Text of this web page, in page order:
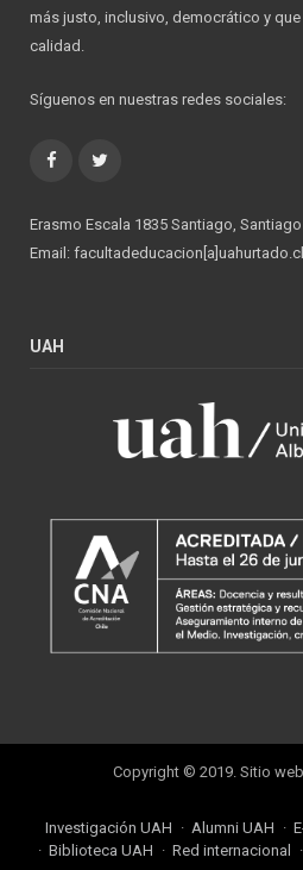
más justo, inclusivo, democrático y
calidad.
Síguenos en nuestras redes sociales:
Facebook
Erasmo Escala 1835 Santiago, Santiago
Email: facultadeducacion[a]uahurtado.cl
UAH
Copyright © 2019. Sitio web
Investigación UAH Alumni UAH
Biblioteca UAH
Red internacional